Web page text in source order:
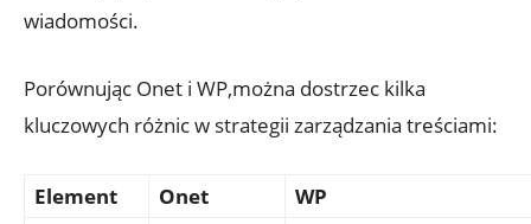
wiadomości.
Porównując Onet i WP,można dostrzec kilka
kluczowych różnic w strategii zarządzania treściami:
Element Onet
WP